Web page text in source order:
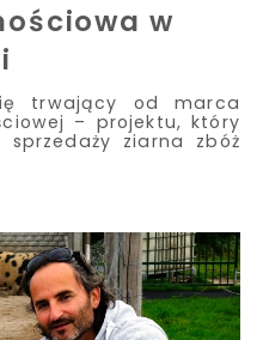
w
trwający od marca
– projektu, który
ziarna zbóż